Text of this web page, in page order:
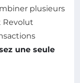
plusieurs
Revolut
une seule